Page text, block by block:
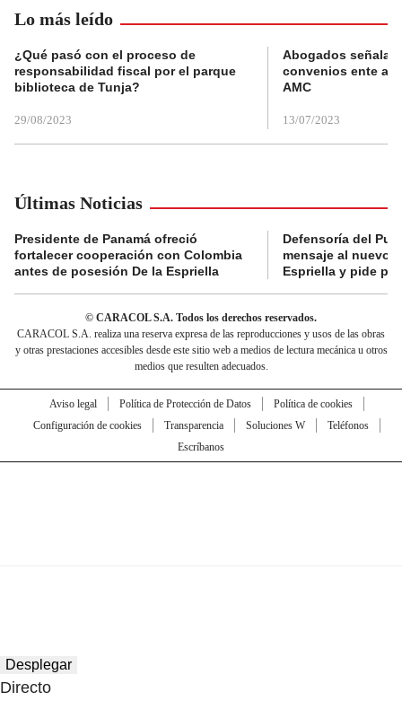
Lo más leído
¿Qué pasó con el proceso de
responsabilidad fiscal por el parque
biblioteca de Tunja?
29/08/2023
Abogados
convenios ente
AMC
13/07/2023
Últimas Noticias
Presidente de Panamá ofreció
fortalecer cooperación con Colombia
antes de posesión De la Espriella
Defensoría del
mensaje al nuevo
Espriella y pide
© CARACOL S.A. Todos los derechos reservados.
CARACOL S.A. realiza una reserva expresa de las reproducciones y usos de las obras
y otras prestaciones accesibles desde este sitio web a medios de lectura mecánica u otros
medios que resulten adecuados.
Aviso legal Política de Protección de Datos
Política de cookies
Configuración de cookies
Transparencia Soluciones W
Teléfonos
Escríbanos
Desplegar
Directo